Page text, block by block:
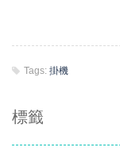
Tags: 掛機
標籤